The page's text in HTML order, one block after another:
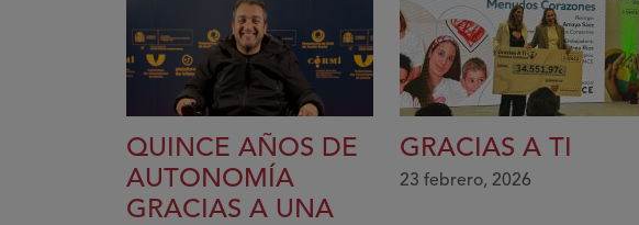
QUINCE AÑOS DE
AUTONOMÍA
GRACIAS A UNA
GRACIAS A TI
23 febrero, 2026